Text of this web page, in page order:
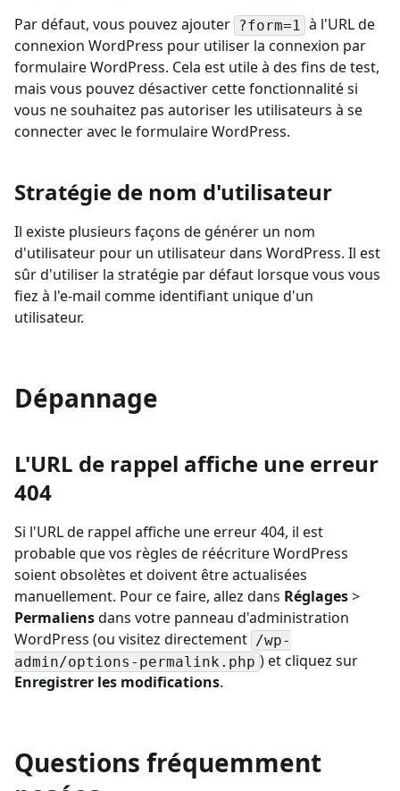
Par défaut, vous pouvez ajouter ?form=1
à l'URL de
connexion WordPress pour utiliser la connexion par
formulaire WordPress. Cela est utile à des fins de test,
mais vous pouvez désactiver cette fonctionnalité si
vous ne souhaitez pas autoriser les utilisateurs à se
connecter avec le formulaire WordPress.
Stratégie de nom d'utilisateur
Il existe plusieurs façons de générer un nom
d'utilisateur pour un utilisateur dans WordPress. Il est
sûr d'utiliser la stratégie par défaut lorsque vous vous
fiez à l'e-mail comme identifiant unique d'un
utilisateur.
Dépannage
L'URL de rappel affiche une erreur
404
Si l'URL de rappel affiche une erreur 404, il est
probable que vos règles de réécriture WordPress
soient obsolètes et doivent être actualisées
manuellement. Pour ce faire, allez dans Réglages>
Permaliensdans votre panneau d'administration
WordPress (ou visitez directement /wp-
admin/options-permalink.php ) et cliquez sur
Enregistrer les modifications.
Questions fréquemment